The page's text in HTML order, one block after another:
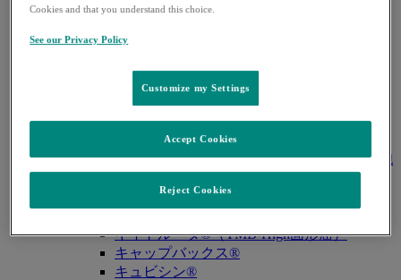
キイトルーダ®（胆道癌）
キイトルーダ®（尿路上皮癌）
キイトルーダ®（子宮頸癌）
キイトルーダ®（悪性黒色腫）
キイトルーダ®（古典的ホジキンリンパ
キイトルーダ®（原発性縦隔大細胞型B細胞
リンパ腫（PMBCL））
キイトルーダ®（MSI-High固形癌）
キイトルーダ®（TMB-High固形癌）
キャップバックス®
キュビシン®
Cookies and that you understand this choice.
See our Privacy Policy
Customize my Settings
Reject Cookies
Accept Cookies